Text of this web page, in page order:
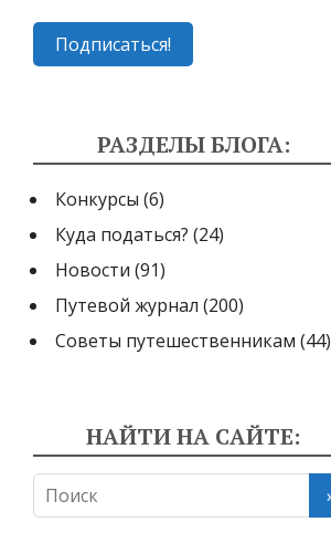
РАЗДЕЛЫ БЛОГА:
Конкурсы (6)
Куда податься? (24)
Новости (91)
Путевой журнал (200)
Советы путешественникам (44)
НАЙТИ НА САЙТЕ: